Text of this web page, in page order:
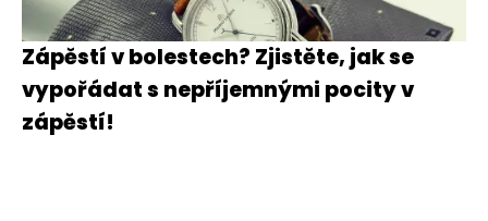
Zápěstí v bolestech? Zjistěte, jak se
vypořádat s nepříjemnými pocity v
zápěstí!